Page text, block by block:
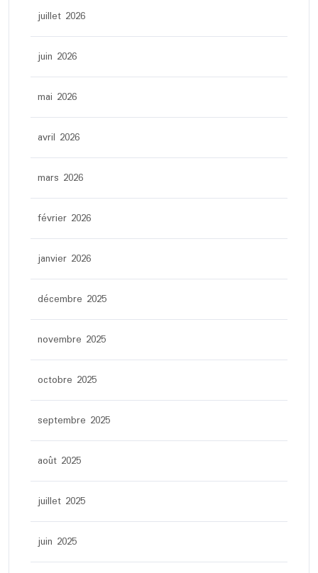
juillet 2026
juin 2026
mai 2026
avril 2026
mars 2026
février 2026
janvier 2026
décembre 2025
novembre 2025
octobre 2025
septembre 2025
août 2025
juillet 2025
juin 2025